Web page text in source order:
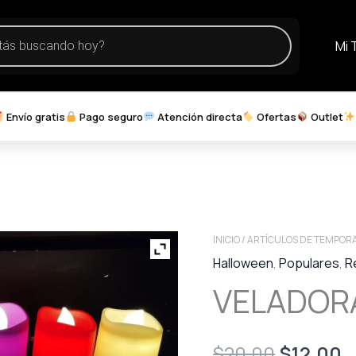
Mi
Envío gratis Pago seguro Atención directa Ofertas Outlet
INICIO/ARTÍCULOS DE
Halloween,Populares,